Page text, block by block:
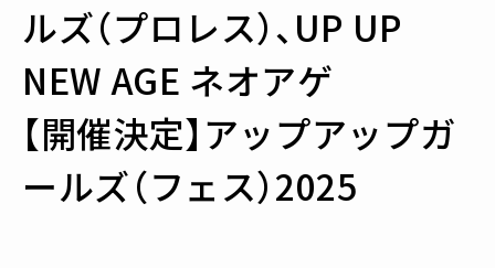
ルズ（プロレス）、UP UP
NEW AGE ネオアゲ
【開催決定】アップアップガ
ールズ（フェス）2025